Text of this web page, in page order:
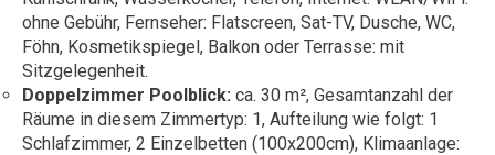
ohne Gebühr, Fernseher: Flatscreen, Sat-TV, Dusche, WC,
Föhn, Kosmetikspiegel, Balkon oder Terrasse: mit
Sitzgelegenheit.
Doppelzimmer Poolblick: ca. 30 m², Gesamtanzahl der
Räume in diesem Zimmertyp: 1, Aufteilung wie folgt: 1
Schlafzimmer, 2 Einzelbetten (100x200cm), Klimaanlage: